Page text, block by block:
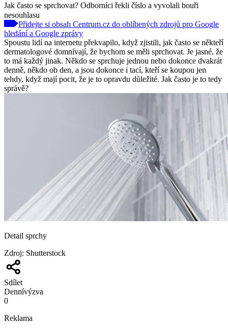
Jak často se sprchovat? Odborníci řekli číslo a vyvolali bouři
nesouhlasu
Přidejte si obsah Centrum.cz do oblíbených zdrojů pro Google
hledání a Google zprávy
Spoustu lidí na internetu překvapilo, když zjistili, jak často se někteří
dermatologové domnívají, že bychom se měli sprchovat. Je jasné, že
to má každý jinak. Někdo se sprchuje jednou nebo dokonce dvakrát
denně, někdo ob den, a jsou dokonce i tací, kteří se koupou jen
tehdy, když mají pocit, že je to opravdu důležité. Jak často je to tedy
správě?
Detail sprchy
Zdroj: Shutterstock
Sdílet
Dennívýzva
0
Reklama